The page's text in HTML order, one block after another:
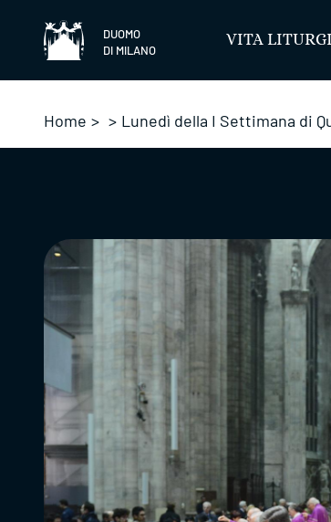
DUOMO
DI MILANO
VITA
Home > > Lunedì della I Settimana di